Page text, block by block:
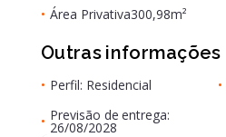
• Área Privativa300,98m²
Outras informações
• Perfil: Residencial •
• Previsão de entrega:
26/08/2028